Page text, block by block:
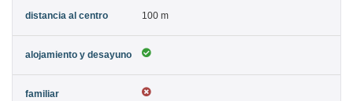
100 m